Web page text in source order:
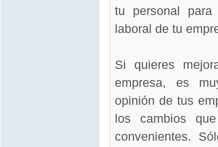
tu personal
laboral de tu
Si quieres
empresa, es
opinión de tus
los cambios
convenientes.